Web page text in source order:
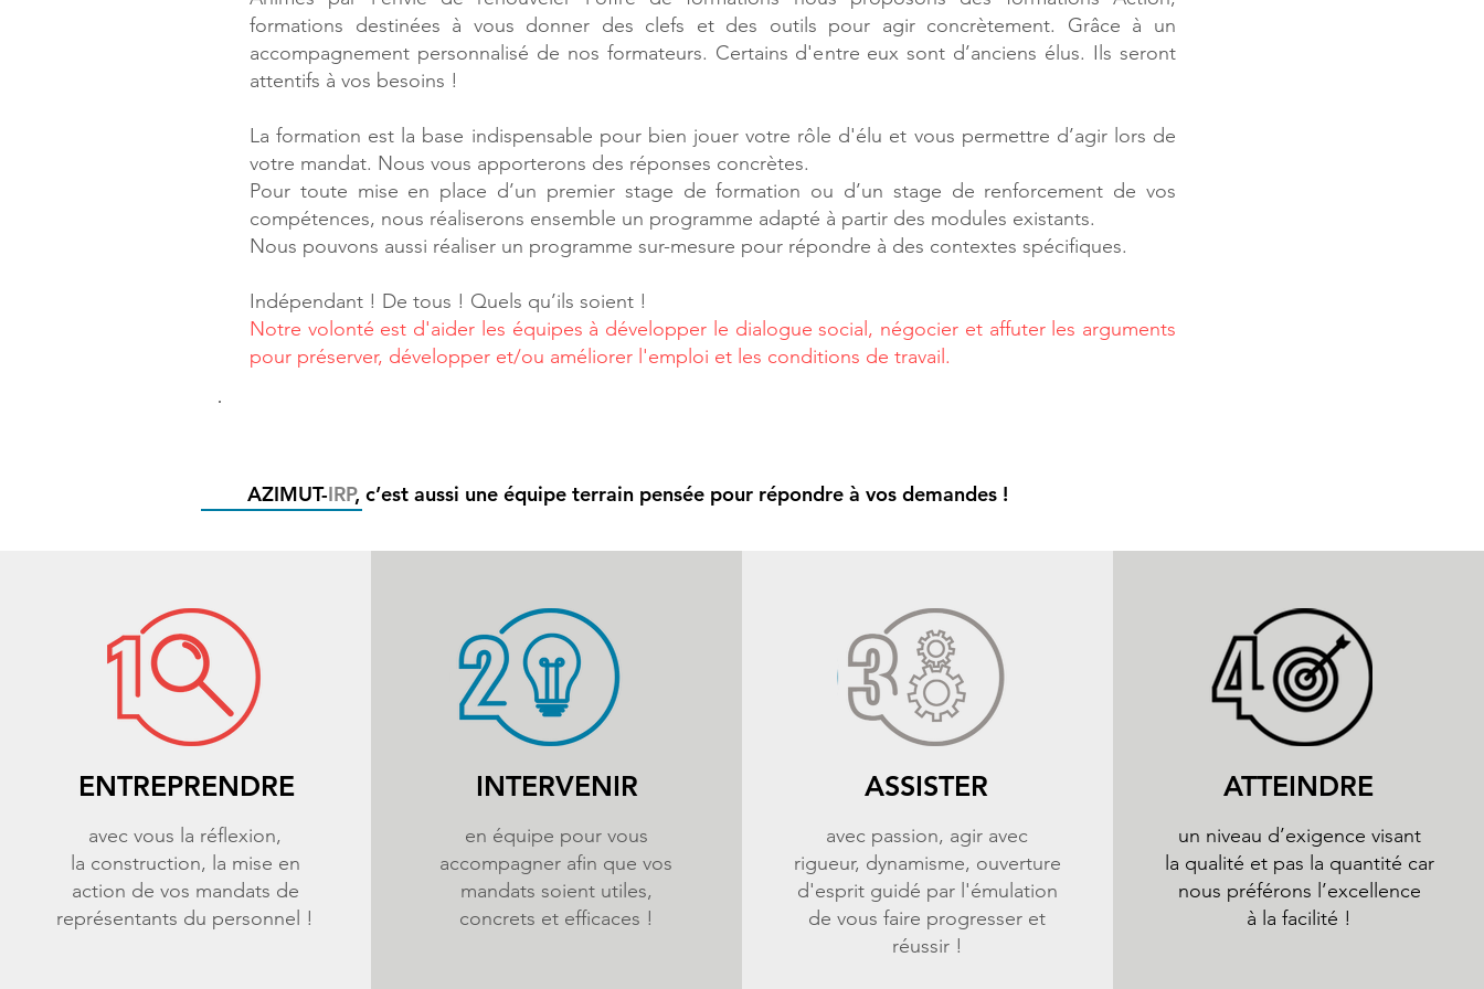
formations destinées à vous donner des clefs et des outils pour agir concrètement. Grâce à un
accompagnement personnalisé de nos formateurs. Certains d'entre eux sont d’anciens élus. Ils seront
attentifs à vos besoins !
La formation est la base indispensable pour bien jouer votre rôle d'élu et vous permettre d’agir lors de
votre mandat. Nous vous apporterons des réponses concrètes.
Pour toute mise en place d’un premier stage de formation ou d’un stage de renforcement de vos
compétences, nous réaliserons ensemble un programme adapté à partir des modules existants.
Nous pouvons aussi réaliser un programme sur-mesure pour répondre à des contextes spécifiques.
Indépendant ! De tous ! Quels qu’ils soient !
Notre volonté est d'aider les équipes à développer le dialogue social, négocier et affuter les arguments
pour préserver, développer et/ou améliorer l'emploi et les conditions de travail.
AZIMUT-IRP, c’est aussi une équipe terrain pensée pour répondre à vos demandes !
ENTREPRENDRE
avec vous la réflexion,
la construction, la mise en
action de vos mandats de
représentants du personnel !
INTERVENIR
en équipe pour vous
accompagner afin que vos
mandats soient utiles,
concrets et efficaces !
ASSISTER
avec passion, agir avec
rigueur, dynamisme, ouverture
d'esprit guidé par l'émulation
de vous faire progresser et
réussir !
ATTEINDRE
un niveau d’exigence visant
la qualité et pas la quantité car
nous préférons l’excellence
à la facilité !